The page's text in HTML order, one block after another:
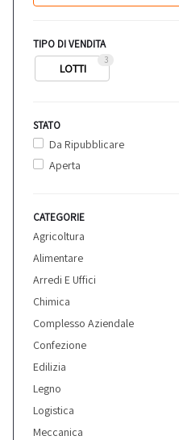
TIPO DI VENDITA
3
LOTTI
STATO
Da Ripubblicare
Aperta
CATEGORIE
Agricoltura
Alimentare
Arredi E Uffici
Chimica
Complesso Aziendale
Confezione
Edilizia
Legno
Logistica
Meccanica